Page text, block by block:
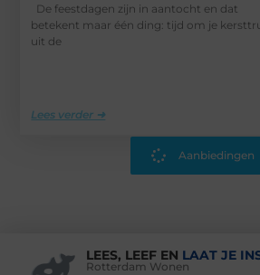
De feestdagen zijn in aantocht en dat
betekent maar één ding: tijd om je
uit de
Lees verder ➜
Aanbiedingen
LEES, LEEF EN LAAT JE
Rotterdam Wonen